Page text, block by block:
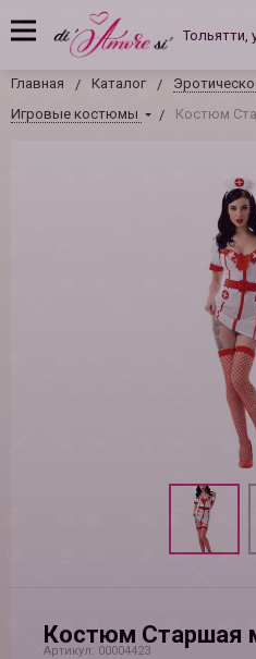
Тольятти,
Главная Каталог
Игровые костюмы
Костюм
Костюм Старшая
Артикул: 00004423